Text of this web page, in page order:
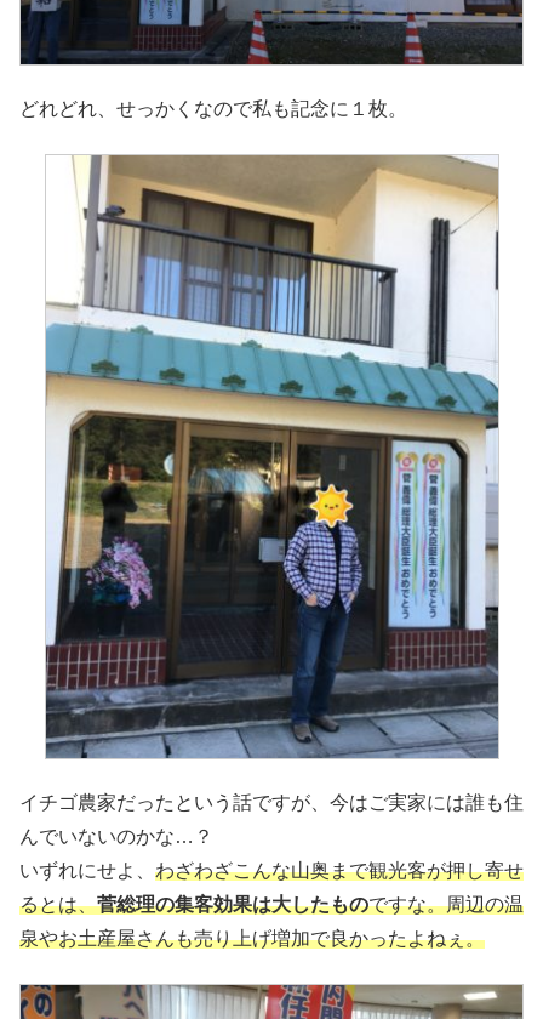
どれどれ、せっかくなので私も記念に１枚。
イチゴ農家だったという話ですが、今はご実家には誰も住
んでいないのかな…？
いずれにせよ、 わざわざこんな山奥まで観光客が押し寄せ
るとは、菅総理の集客効果は大したものですな。周辺の温
泉やお土産屋さんも売り上げ増加で良かったよねぇ。